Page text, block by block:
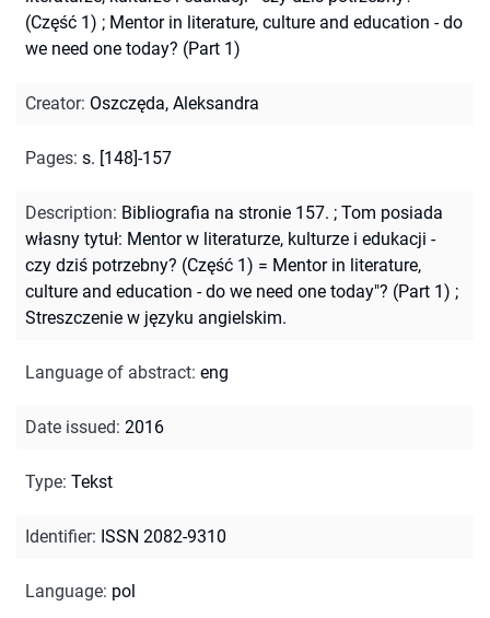
(Część 1) ; Mentor in literature, culture and education - do
we need one today? (Part 1)
Creator: Oszczęda, Aleksandra
Pages: s. [148]-157
Description: Bibliografia na stronie 157. ; Tom posiada
własny tytuł: Mentor w literaturze, kulturze i edukacji -
czy dziś potrzebny? (Część 1) = Mentor in literature,
culture and education - do we need one today"? (Part 1) ;
Streszczenie w języku angielskim.
Language of abstract: eng
Date issued: 2016
Type: Tekst
Identifier: ISSN 2082-9310
Language: pol